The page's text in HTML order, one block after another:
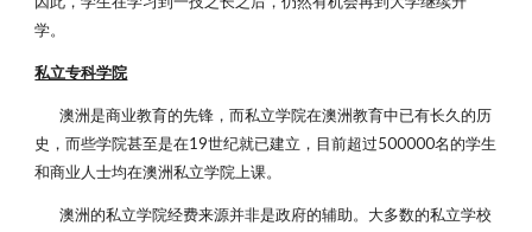
学。
私立专科学院
澳洲是商业教育的先锋，而私立学院在澳洲教育中已有长久的历
史，而些学院甚至是在19世纪就已建立，目前超过500000名的学生
和商业人士均在澳洲私立学院上课。
澳洲的私立学院经费来源并非是政府的辅助。大多数的私立学校